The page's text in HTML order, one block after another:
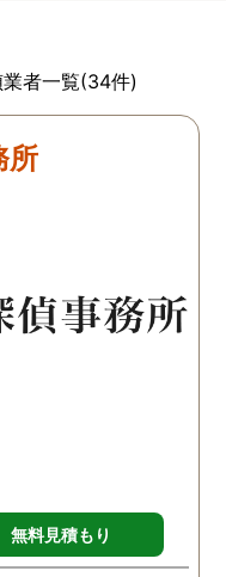
業者一覧(34件)
所
無料見積もり